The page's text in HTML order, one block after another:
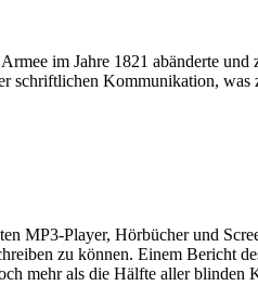
im Jahre 1821 abänderte und
schriftlichen Kommunikation,
MP3-Player, Hörbücher und
zu können. Einem Bericht
mehr als die Hälfte aller blinden